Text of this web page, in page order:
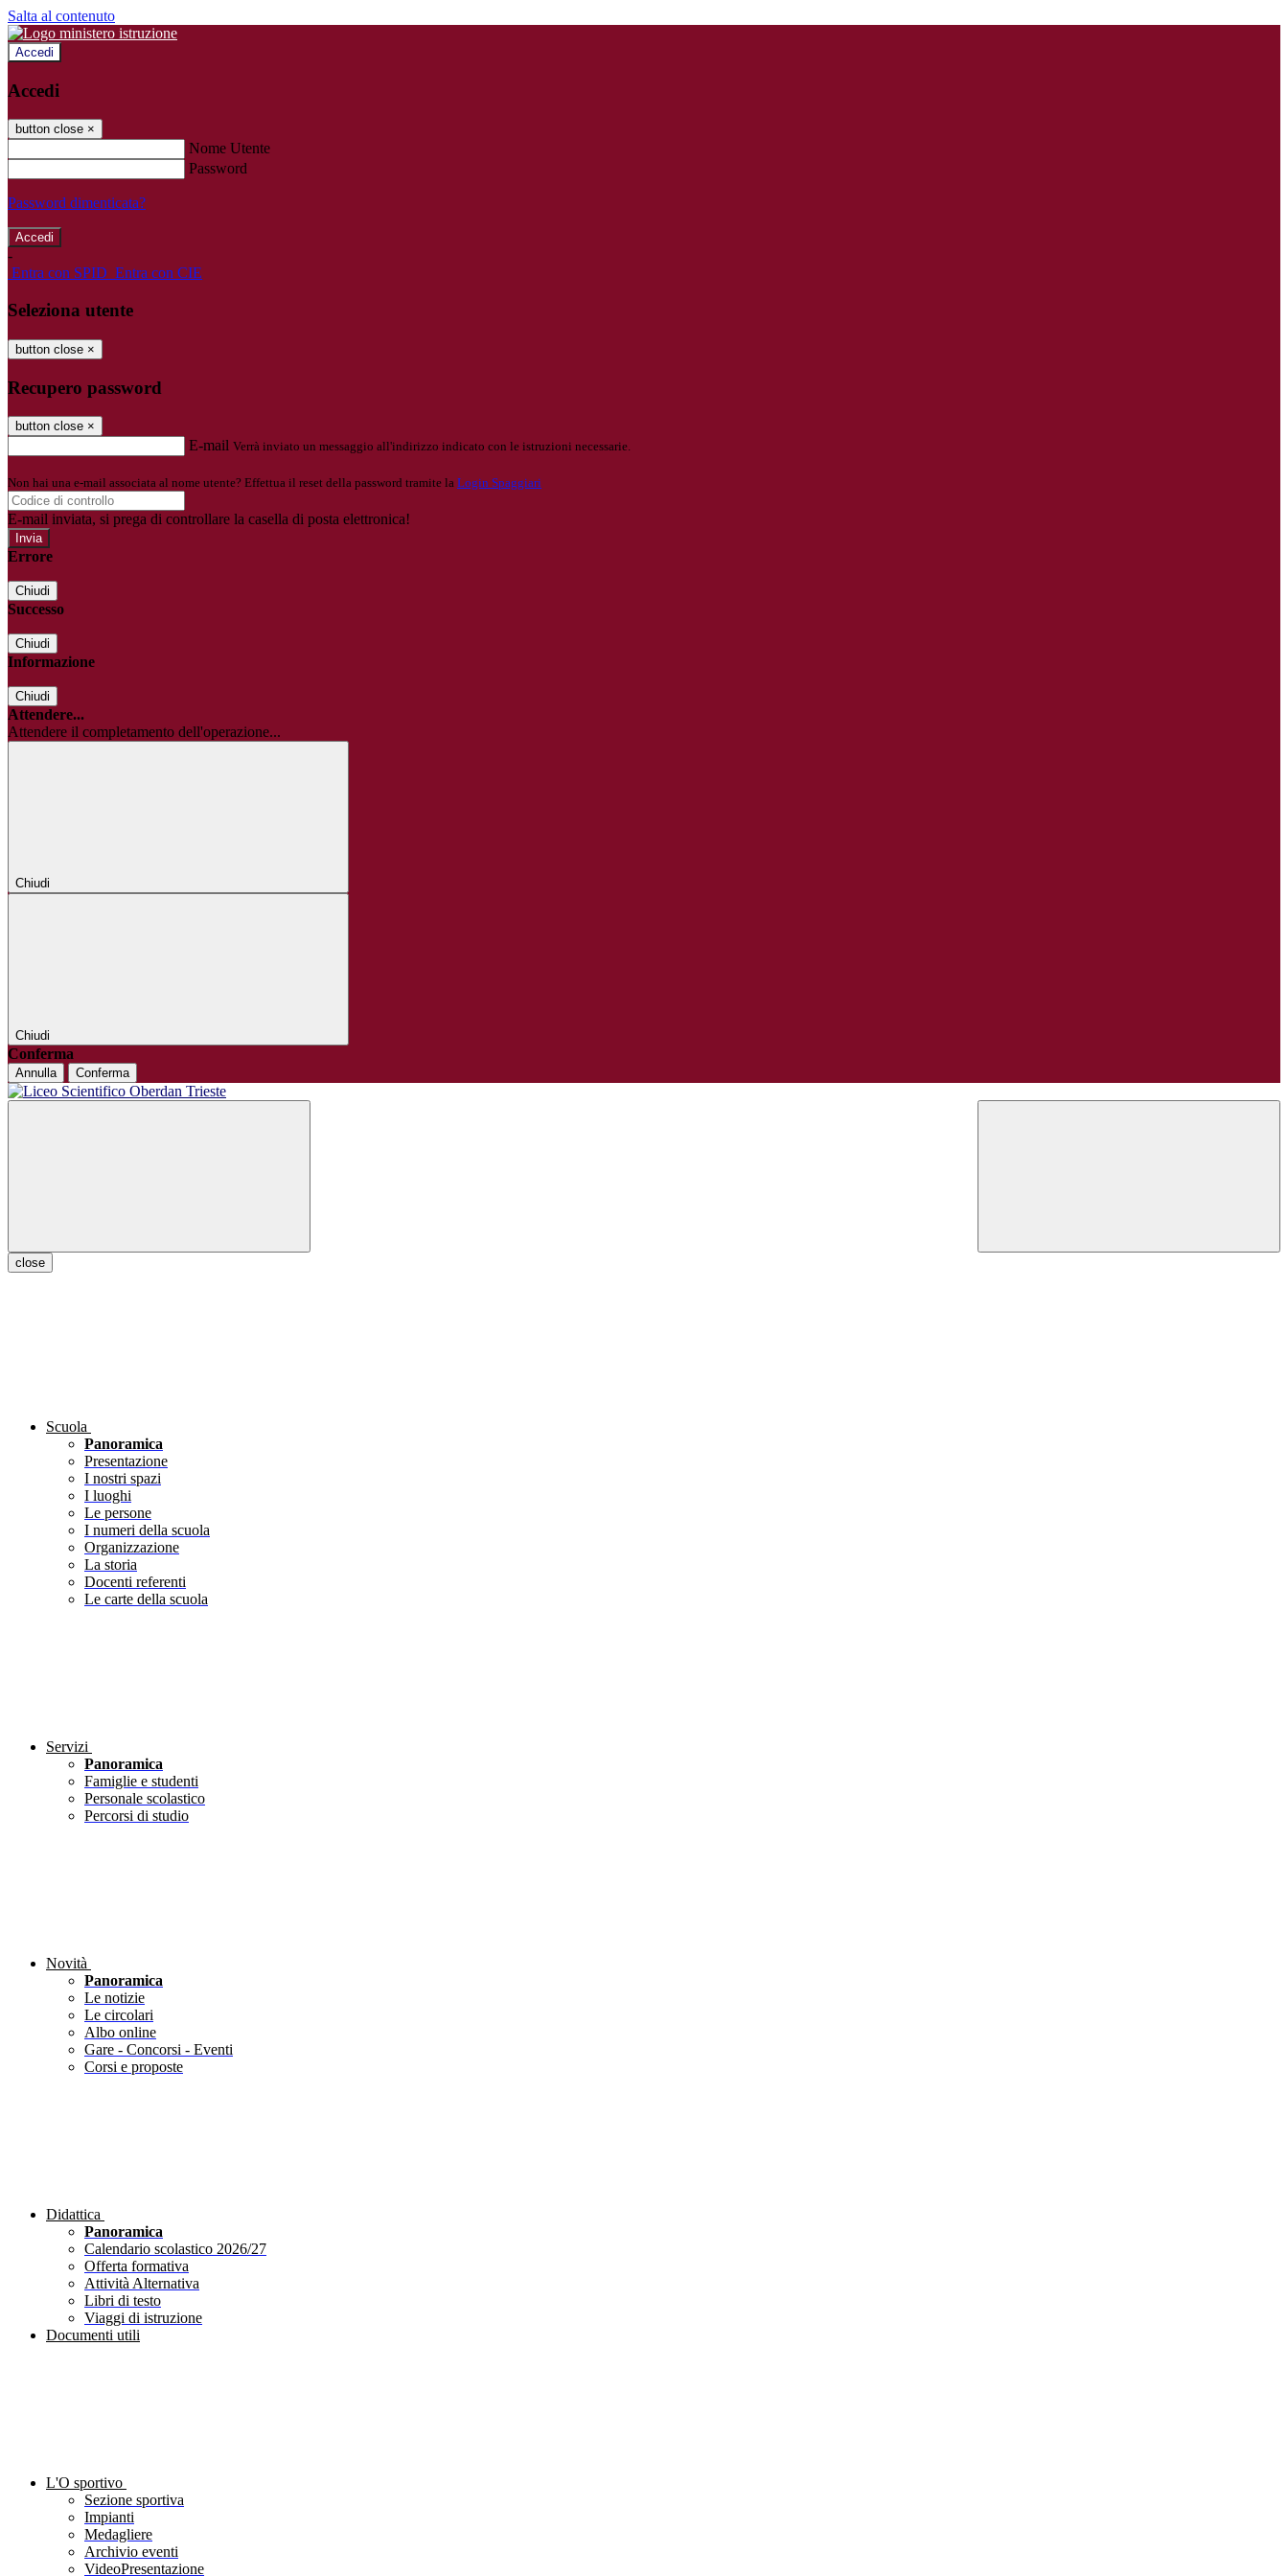
Salta al contenuto
Accedi
Accedi
button close ×
Nome Utente
Password
Password dimenticata?
-
Entra con SPID Entra con CIE
Seleziona utente
button close ×
Recupero password
button close ×
E-mail Verrà inviato un messaggio all'indirizzo indicato con le istruzioni necessarie.
Non hai una e-mail associata al nome utente? Effettua il reset della password tramite la Login Spaggiari
E-mail inviata, si prega di controllare la casella di posta elettronica!
Errore
Chiudi
Successo
Chiudi
Informazione
Chiudi
Attendere...
Attendere il completamento dell'operazione...
Chiudi
Chiudi
Conferma
Annulla Conferma
close
Scuola
Panoramica
Presentazione
I nostri spazi
I luoghi
Le persone
I numeri della scuola
Organizzazione
La storia
Docenti referenti
Le carte della scuola
Servizi
Panoramica
Famiglie e studenti
Personale scolastico
Percorsi di studio
Novità
Panoramica
Le notizie
Le circolari
Albo online
Gare - Concorsi - Eventi
Corsi e proposte
Didattica
Panoramica
Calendario scolastico 2026/27
Offerta formativa
Attività Alternativa
Libri di testo
Viaggi di istruzione
Documenti utili
L'O sportivo
Sezione sportiva
Impianti
Medagliere
Archivio eventi
VideoPresentazione